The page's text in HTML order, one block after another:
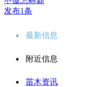
发布1条
最新信息
附近信息
苗木资讯